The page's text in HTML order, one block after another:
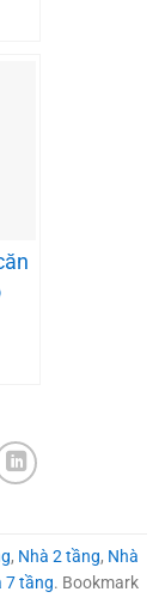
, Nhà 2 tầng, Nhà
7 tầng. Bookmark